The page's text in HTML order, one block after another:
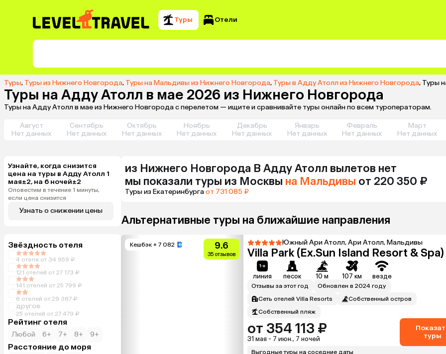
Туры Отели
Туры, Туры из Нижнего Новгорода, Туры на Мальдивы из Нижнего Новгорода, Туры в Адду Атолл из Нижнего Новгорода, Туры
Туры на Адду Атолл в мае 2026 из Нижнего Новгорода
Туры на Адду Атолл в мае из Нижнего Новгорода с перелетом — ищите и сравнивайте туры онлайн по всем туроператорам.
Август
Нет данных
Сентябрь
Нет данных
Октябрь
Нет данных
Ноябрь
Нет данных
Декабрь
Нет данных
Январь
Нет данных
Февраль
Нет данных
Март
Нет данных
Узнайте, когда снизится
цена на туры в Адду Атолл 1
мая±2, на 6 ночей±2
Оповестим в течение 1 минуты,
если цена снизится
Узнать о снижении цены
Звёздность отеля
4 отеля от 34 959 ₽
121 отелей от 27 173 ₽
141 отелей от 25 799 ₽
6 отелей от 29 387 ₽
другое
25 отелей от 27 479 ₽
Рейтинг отеля
Любой 6+ 7+ 8+ 9+
Расстояние до моря
из Нижнего Новгорода В Адду Атолл вылетов нет
мы показали туры из Москвы на Мальдивы от 220 350 ₽
Туры из Екатеринбургаот 731 085 ₽
Альтернативные туры на ближайшие направления
Кешбэк + 7 082 9.6
35 отзывов
Южный Ари Атолл, Ари Атолл, Мальдивы
Villa Park (Ex.Sun Island Resort & Spa)
линия песок 10 м 107 км везде
Отзывы за этот год
Обновлен в 2024 году
Сеть отелей Villa Resorts
Собственный остров
Собственный пляж
от 354 113 ₽
31 мая - 7 июн., 7 ночей
туры
Выгодные туры на соседние даты